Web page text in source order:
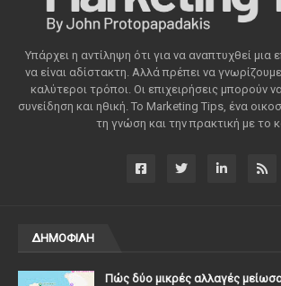
Υπάρχει η αντίληψη ότι για να αναπτυχθεί μια
να είναι αδίστακτη. Αλλά πρέπει να
καλύτεροι τρόποι. Οι επιχειρήσεις μπορούν
συνείδηση ​​και ηθική. Το Marketing Tips, ένα
τη γνώση και την πρακτική με το
ΔΗΜΟΦΙΛΗ
Πώς δύο μικρές αλλαγές